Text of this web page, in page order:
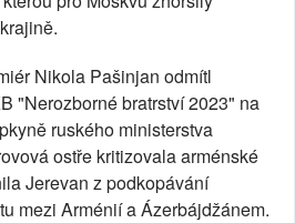
Nikola Pašinjan odmítl
"Nerozborné bratrství 2023" na
ruského ministerstva
ostře kritizovala arménské
Jerevan z podkopávání
mezi Arménií a Ázerbájdžánem.